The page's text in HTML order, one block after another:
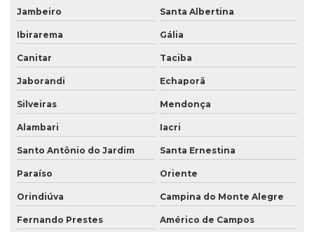
Jambeiro Santa Albertina
Ibirarema Gália
Canitar Taciba
Jaborandi Echaporã
Silveiras Mendonça
Alambari Iacri
Santo Antônio do Jardim Santa Ernestina
Paraíso Oriente
Orindiúva Campina do Monte Alegre
Fernando Prestes Américo de Campos